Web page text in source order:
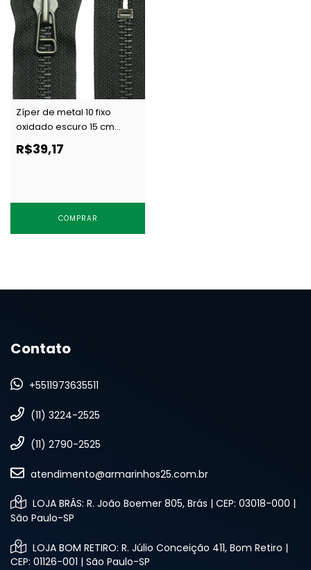
Zíper de metal 10 fixo
oxidado escuro 15 cm
preto YKK MGKC 106 DAH c/
1 un
R$39,17
COMPRAR
Contato
+5511973635511
(11) 3224-2525
(11) 2790-2525
atendimento@armarinhos25.com.br
LOJA BRÁS: R. João Boemer 805, Brás | CEP: 03018-000 |
São Paulo-SP
LOJA BOM RETIRO: R. Júlio Conceição 411, Bom Retiro |
CEP: 01126-001 | São Paulo-SP